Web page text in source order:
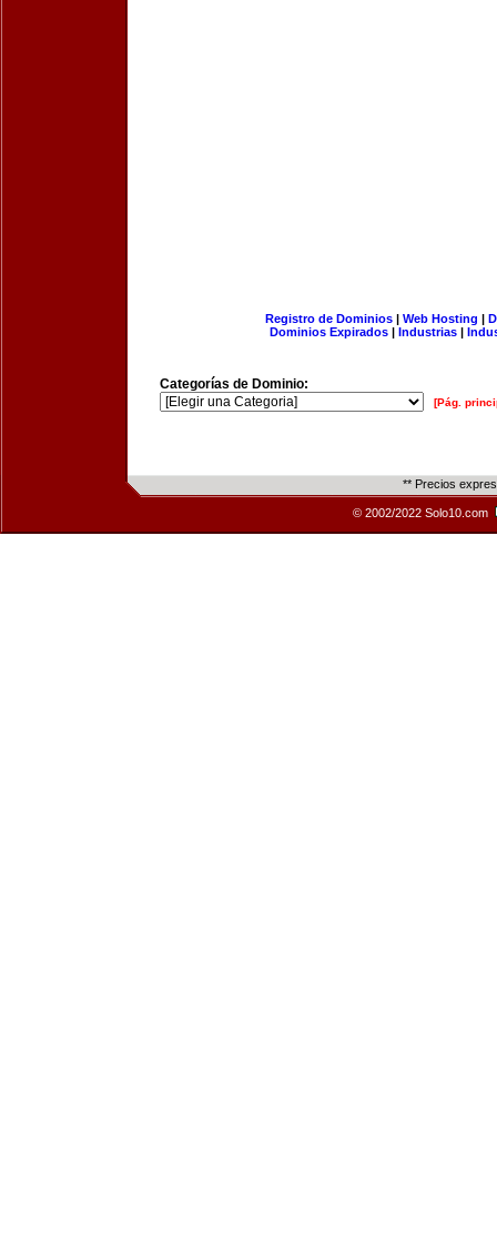
Registro de Dominios| Web Hosting |
Dominios Expirados | Industrias |
Categorías de Dominio:
[Pág.
** Precios
© 2002/2022 Solo10.com